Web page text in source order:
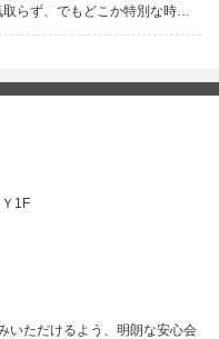
らず、でもどこか特別な時間
1F
いただけるよう、明朗な安心会